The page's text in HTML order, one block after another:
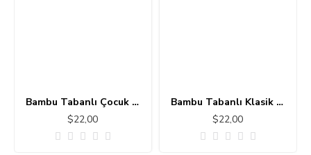
Bambu Tabanlı Çocuk Halısı MC101
$22,00
Bambu Tabanlı Klasik Halı MS109
$22,00